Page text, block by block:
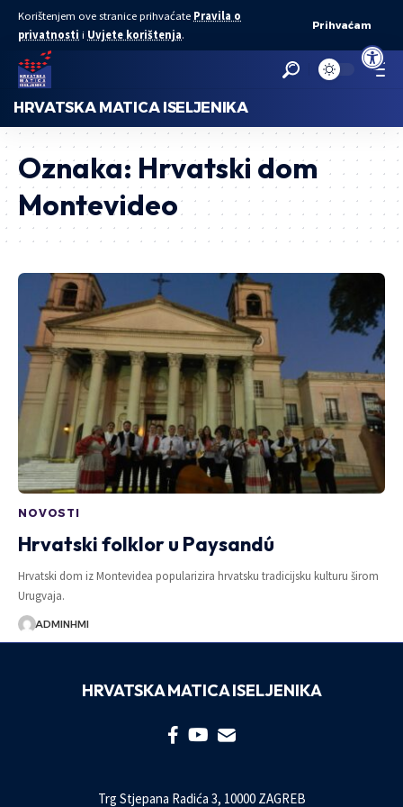
Open
Korištenjem ove stranice prihvaćate Pravila o
privatnosti i Uvjete korištenja.
Prihvaćam
HRVATSKA MATICA ISELJENIKA
Oznaka: Hrvatski dom
Montevideo
NOVOSTI
Hrvatski folklor u Paysandú
Hrvatski dom iz Montevidea popularizira hrvatsku tradicijsku kulturu širom
Urugvaja.
ADMINHMI
HRVATSKA MATICA ISELJENIKA
Trg Stjepana Radića 3, 10000 ZAGREB